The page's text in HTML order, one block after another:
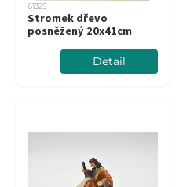
61329
Stromek dřevo
posněžený 20x41cm
Detail